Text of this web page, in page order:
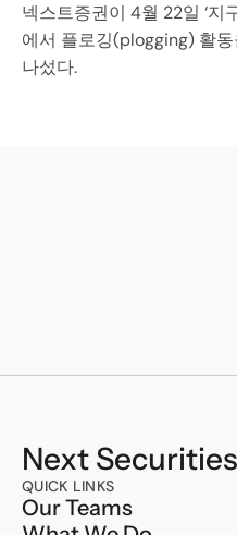
넥스트증권이 4월 22일 ‘지
에서 플로깅(plogging) 활
나섰다.
Next Securities
QUICK LINKS
Our Teams